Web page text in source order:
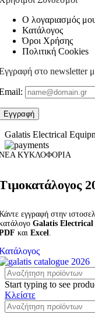
Ο λογαριασμός
Κατάλογος
Όροι Χρήσης
Πολιτική Cookies
στο newsletter
Galatis Electrical
ΚΥΚΛΟΦΟΡΙΑ
εγγραφή στην
Galatis
και Excel
Start typing to see
Κλείστε